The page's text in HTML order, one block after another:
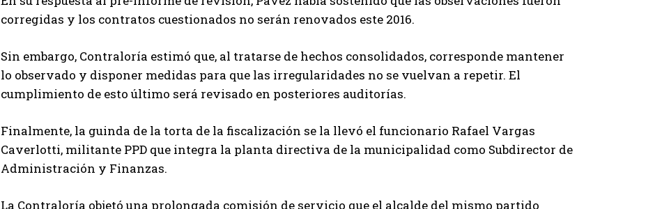
corregidas y los contratos cuestionados no serán renovados este 2016.
Sin embargo, Contraloría estimó que, al tratarse de hechos consolidados, corresponde mantener
lo observado y disponer medidas para que las irregularidades no se vuelvan a repetir. El
cumplimiento de esto último será revisado en posteriores auditorías.
Finalmente, la guinda de la torta de la fiscalización se la llevó el funcionario Rafael Vargas
Caverlotti, militante PPD que integra la planta directiva de la municipalidad como Subdirector de
Administración y Finanzas.
La Contraloría objetó una prolongada comisión de servicio que el alcalde del mismo partido